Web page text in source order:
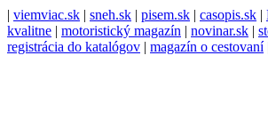
| viemviac.sk | sneh.sk | pisem.sk | casopis.sk |
kvalitne | motoristický magazín | novinar.sk |
registrácia do katalógov | magazín o cestovaní|